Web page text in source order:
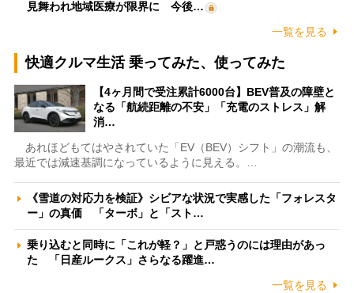
見舞われ地域医療が限界に 今後…
一覧を見る
快適クルマ生活 乗ってみた、使ってみた
【4ヶ月間で受注累計6000台】BEV普及の障壁と
なる「航続距離の不安」「充電のストレス」解
消…
あれほどもてはやされていた「EV（BEV）シフト」の潮流も、
最近では減速基調になっているように見える。…
《雪道の対応力を検証》シビアな状況で実感した「フォレスタ
ー」の真価 「ターボ」と「スト…
乗り込むと同時に「これが軽？」と戸惑うのには理由があっ
た 「日産ルークス」さらなる躍進…
一覧を見る